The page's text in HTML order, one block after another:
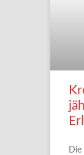
Die